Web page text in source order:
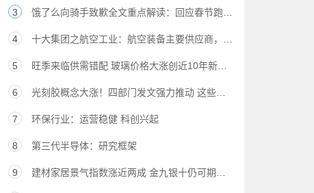
3 饿了么向骑手致歉全文重点解读：回应春节跑单奖励8200元怎么回事
4 十大集团之航空工业：航空装备主要供应商，国企改革先行者
5 旺季来临供需错配 玻璃价格大涨创近10年新高（股）
6 光刻胶概念大涨！四部门发文强力推动 这些领域标的有望受益
7 环保行业：运营稳健 科创兴起
8 第三代半导体：研究框架
9 建材家居景气指数涨近两成 金九银十仍可期（股）